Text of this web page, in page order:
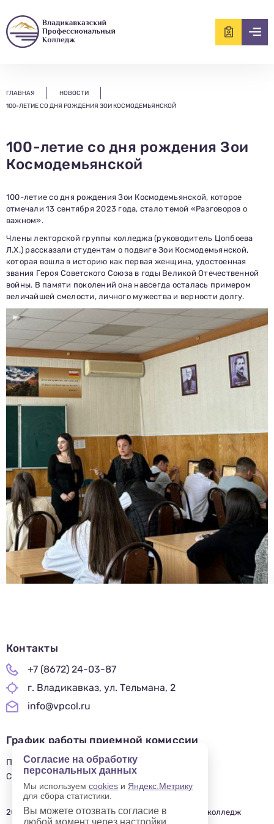
ГЛАВНАЯ
НОВОСТИ
100-ЛЕТИЕ СО ДНЯ РОЖДЕНИЯ ЗОИ КОСМОДЕМЬЯНСКОЙ
100-летие со дня рождения Зои
Космодемьянской
100-летие со дня рождения Зои Космодемьянской, которое
отмечали 13 сентября 2023 года, стало темой «Разговоров о
важном».
Члены лекторской группы колледжа (руководитель Цопбоева
Л.Х.) рассказали студентам о подвиге Зои Космодемьянской,
которая вошла в историю как первая женщина, удостоенная
звания Героя Советского Союза в годы Великой Отечественной
войны. В памяти поколений она навсегда осталась примером
величайшей смелости, личного мужества и верности долгу.
Заполни данные о себе и отправь заявку.
В течение 15-20 минут с вами свяжется специалист
приемной комиссии, ответит на все вопросы и поможет
подобрать интересующую программу обучения.
Подготовь документы для поступления: паспорт, аттестат,
СНИЛС — подать документы можно онлайн или очно.
2019—2025 © Владикавказский профессиональный колледж
Контакты
+7 (8672) 24-03-87
г. Владикавказ, ул. Тельмана, 2
info@vpcol.ru
График работы приемной комиссии
ПН-ПТ 09:00-17:00
СБ-ВС — ВЫХОДНОЙ
Согласие на обработку
персональных данных
Мы используем cookies и Яндекс.Метрику
для сбора статистики.
Вы можете отозвать согласие в
любой момент через настройки